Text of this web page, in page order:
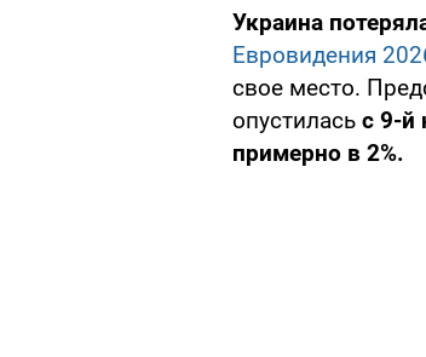
Украина
Евровидения
свое место.
опустилась с 9-й
примерно в 2%.